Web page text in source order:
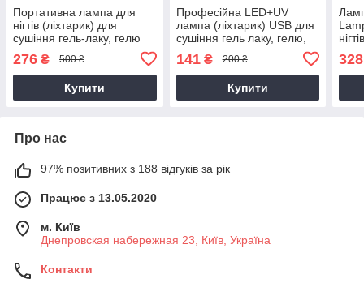
Портативна лампа для
нігтів (ліхтарик) для
сушіння гель-лаку, гелю
акумулятором із
підставкою
276 ₴ 500 ₴
Купити
Професійна LED+UV
лампа (ліхтарик) USB для
сушіння гель лаку, гелю,
141₴ 200 ₴
Купити
328
Про нас
97% позитивних з 188 відгуків за рік
Працює з 13.05.2020
м. Київ
Днепровская набережная 23, Київ, Україна
Контакти